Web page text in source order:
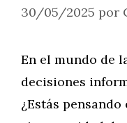
30/05/2025 por
En el mundo de
decisiones
¿Estás